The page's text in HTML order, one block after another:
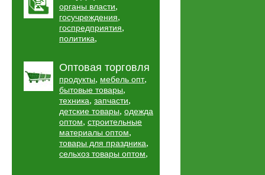
органы власти,
госучреждения,
госпредприятия,
политика,
Оптовая торговля
продукты, мебель опт,
бытовые товары,
техника, запчасти,
детские товары, одежда
оптом, строительные
материалы оптом,
товары для праздника,
сельхоз товары оптом,